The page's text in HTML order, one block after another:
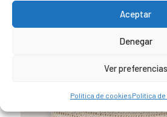
Aceptar
Denegar
Ver preferencias
Política de cookiesPolítica